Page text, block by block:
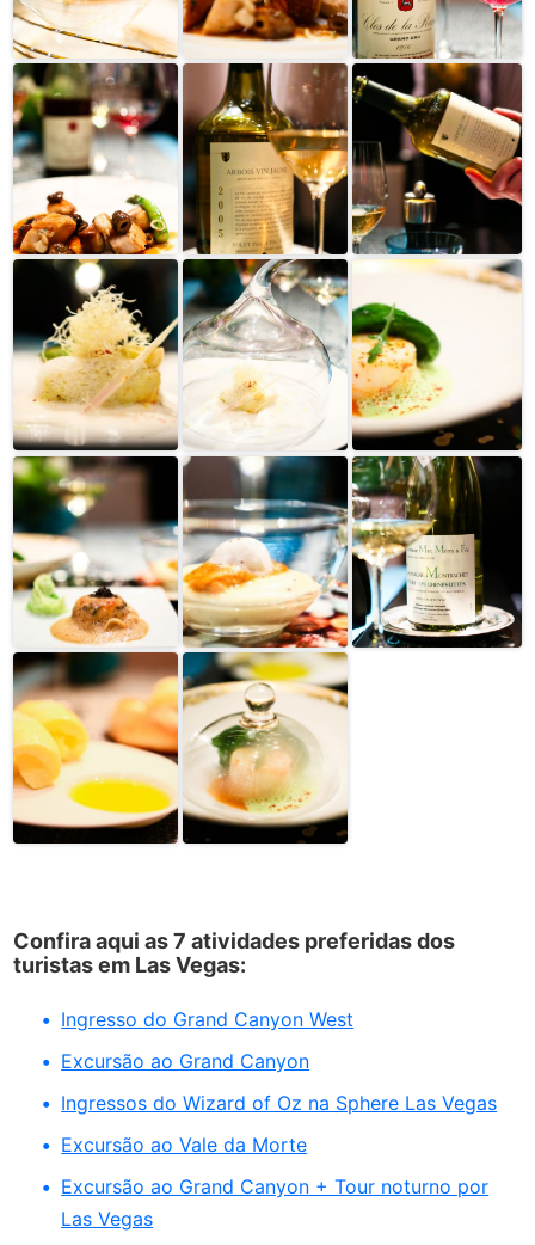
Confira aqui as 7 atividades preferidas dos
turistas em Las Vegas:
Ingresso do Grand Canyon West
Excursão ao Grand Canyon
Ingressos do Wizard of Oz na Sphere Las Vegas
Excursão ao Vale da Morte
Excursão ao Grand Canyon + Tour noturno por
Las Vegas